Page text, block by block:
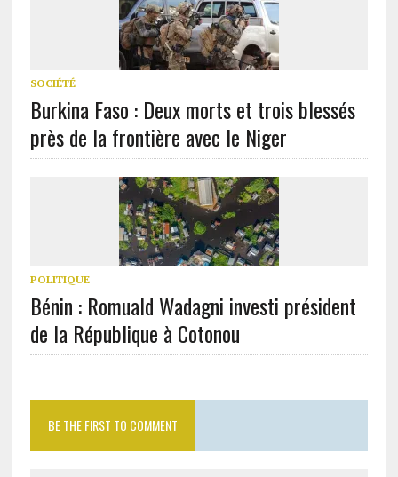
SOCIÉTÉ
Burkina Faso : Deux morts et trois blessés
près de la frontière avec le Niger
POLITIQUE
Bénin : Romuald Wadagni investi président
de la République à Cotonou
BE THE FIRST TO COMMENT